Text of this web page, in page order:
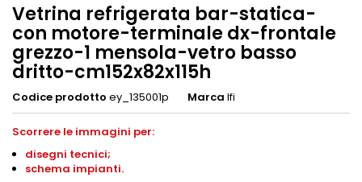
Vetrina refrigerata bar-statica-
con motore-terminale dx-frontale
grezzo-1 mensola-vetro basso
dritto-cm152x82x115h
Codice prodotto ey_135001p Marca Ifi
Scorrere le immagini per:
disegni tecnici;
schema impianti.